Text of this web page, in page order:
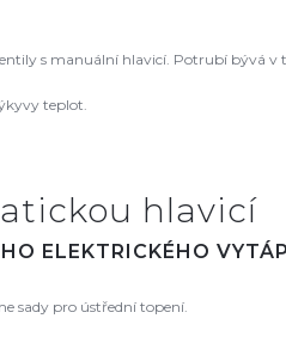
s manuální hlavicí. Potrubí bývá v
teplot.
hlavicí
ELEKTRICKÉHO
sady pro ústřední topení.